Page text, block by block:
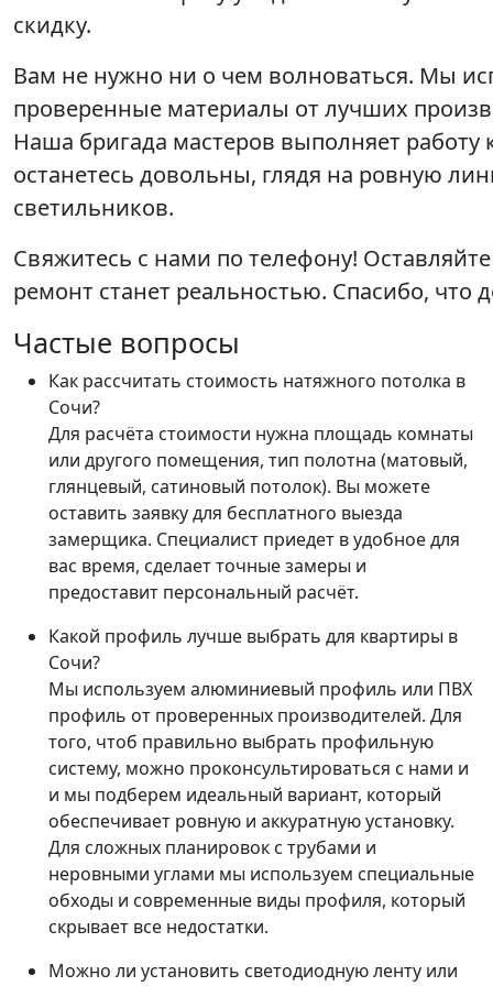
скидку.
Вам не нужно ни о чем волноваться. Мы
проверенные материалы от лучших
Наша бригада мастеров выполняет работу
останетесь довольны, глядя на ровную
светильников.
Свяжитесь с нами по телефону!
ремонт станет реальностью. Спасибо, что
Частые вопросы
Как рассчитать стоимость натяжного потолка в
Сочи?
Для расчёта стоимости нужна площадь комнаты
или другого помещения, тип полотна (матовый,
глянцевый, сатиновый потолок). Вы можете
оставить заявку для бесплатного выезда
замерщика. Специалист приедет в удобное для
вас время, сделает точные замеры и
предоставит персональный расчёт.
Какой профиль лучше выбрать для квартиры в
Сочи?
Мы используем алюминиевый профиль или ПВХ
профиль от проверенных производителей. Для
того, чтоб правильно выбрать профильную
систему, можно проконсультироваться с нами и
и мы подберем идеальный вариант, который
обеспечивает ровную и аккуратную установку.
Для сложных планировок с трубами и
неровными углами мы используем специальные
обходы и современные виды профиля, который
скрывает все недостатки.
Можно ли установить светодиодную ленту или